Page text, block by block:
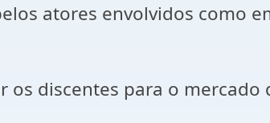
atores envolvidos como
os discentes para o